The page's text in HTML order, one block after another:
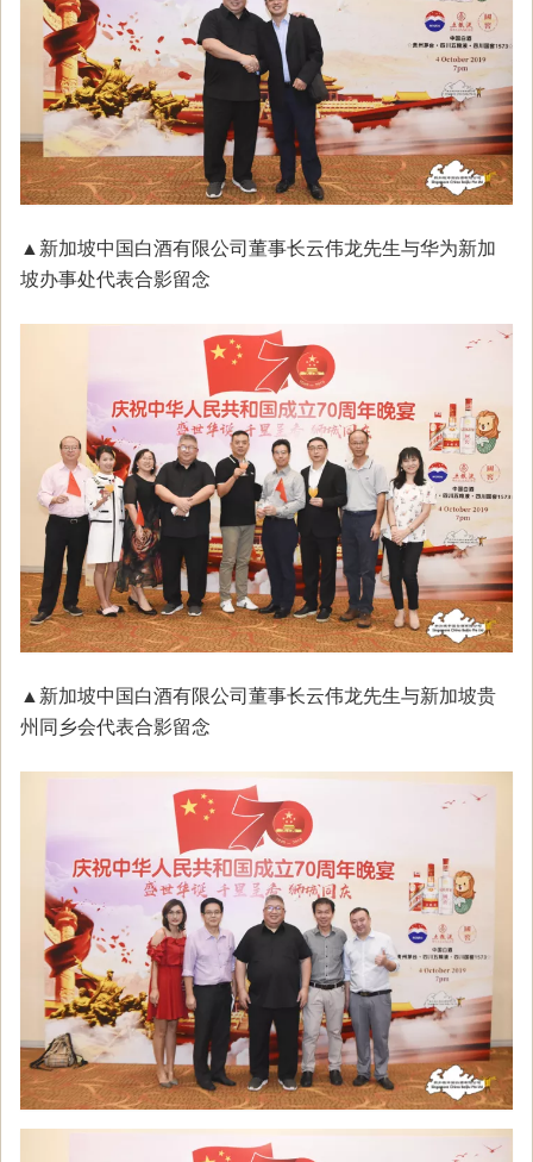
▲新加坡中国白酒有限公司董事长云伟龙先生与华为新加
坡办事处代表合影留念
▲新加坡中国白酒有限公司董事长云伟龙先生与新加坡贵
州同乡会代表合影留念